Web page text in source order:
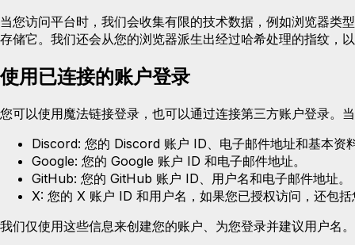
当您访问平台时，我们会收集有限的技术数据，例如浏览器类
存储它。我们还会从您的浏览器派生出经过哈希处理的指纹，
使用已连接的账户登录
您可以使用魔法链接登录，也可以通过连接第三方账户登录。
Discord: 您的 Discord 账户 ID、电子邮件地址和基本资
Google: 您的 Google 账户 ID 和电子邮件地址。
GitHub: 您的 GitHub 账户 ID、用户名和电子邮件地址。
X: 您的 X 账户 ID 和用户名，如果您已授权访问，还包
我们仅使用这些信息来创建您的账户、为您登录并建议用户名